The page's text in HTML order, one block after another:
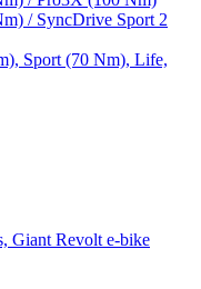
/ SyncDrive Sport 2
Sport (70 Nm), Life,
Giant Revolt e-bike